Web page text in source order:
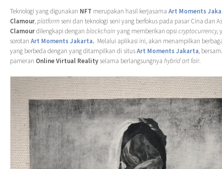
Teknologi yang digunakan NFT merupakan hasil kerjasama Art Moments
Clamour,platform seni dan teknologi seni yang berfokus pada pasar Cina dan
Clamourdilengkapi dengan blockchain yang memberikan opsi cryptocurrency,
sorotan Art Moments Jakarta. Melalui aplikasi ini, akan menampilkan
yang berbeda dengan yang ditampilkan di situsArt Moments Jakarta,
pameran Online Virtual Reality selama berlangsungnya hybrid art fair.